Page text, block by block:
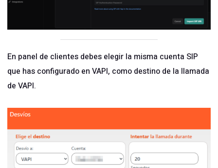
En panel de clientes debes elegir la misma cuenta SIP
que has configurado en VAPI, como destino de la llamada
de VAPI.